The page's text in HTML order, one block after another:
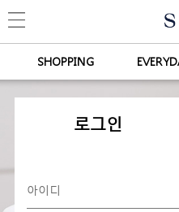
SHOPPING
로그인